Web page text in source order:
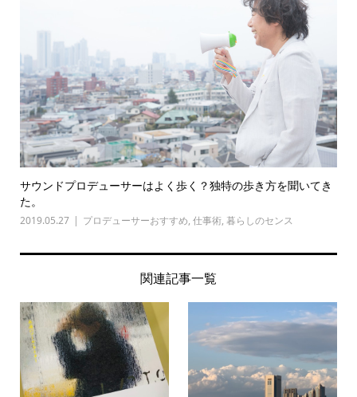
サウンドプロデューサーはよく歩く？独特の歩き方を聞いてき
た。
2019.05.27 プロデューサーおすすめ, 仕事術, 暮らしのセンス
関連記事一覧